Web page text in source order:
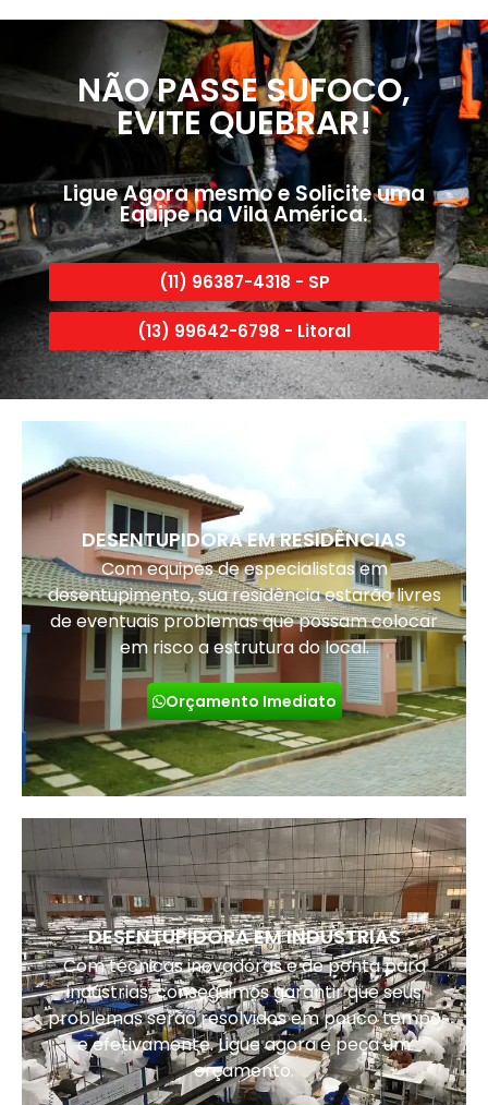
NÃO PASSE SUFOCO,
EVITE QUEBRAR!
Ligue Agora mesmo e Solicite uma
Equipe na Vila América.
(11) 96387-4318 - SP
(13) 99642-6798 - Litoral
DESENTUPIDORA EM RESIDÊNCIAS
Com equipes de especialistas em
desentupimento, sua residência estarão livres
de eventuais problemas que possam colocar
em risco a estrutura do local.
Orçamento Imediato
DESENTUPIDORA EM INDUSTRIAS
Com técnicas inovadoras e de ponta para
indústrias, conseguimos garantir que seus
problemas serão resolvidos em pouco tempo
e efetivamente. Ligue agora e peça um
orçamento.